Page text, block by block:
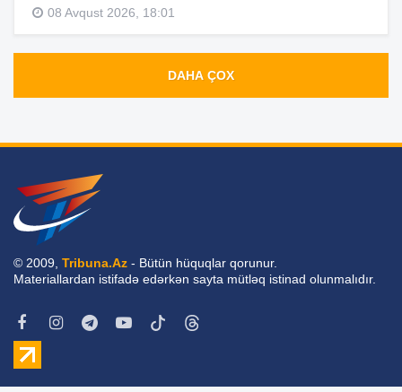
08 Avqust 2026, 18:01
DAHA ÇOX
© 2009, Tribuna.Az - Bütün hüquqlar qorunur.
Materiallardan istifadə edərkən sayta mütləq istinad olunmalıdır.